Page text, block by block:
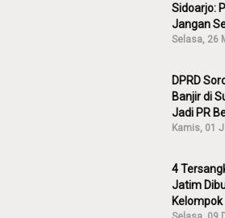
Sidoarjo:
Jangan
Menang!
Selasa, 26
DPRD
Banjir di
Jadi PR
Kamis, 01
4
Jatim